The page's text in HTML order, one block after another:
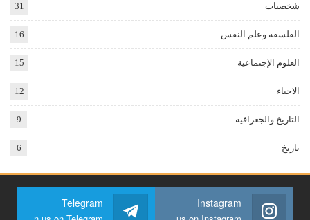
شخصيات 31
الفلسفة وعلم النفس 16
العلوم الإجتماعية 15
الاحياء 12
التاريخ والجغرافية 9
تاريخ 6
Instagram
Telegram